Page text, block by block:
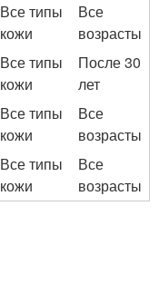
Все типы
кожи
Все
возрасты
Все типы
кожи
После 30
лет
Все типы
кожи
Все
возрасты
Все типы
кожи
Все
возрасты